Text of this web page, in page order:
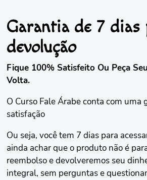
Garantia de 7 dias
devolução
Fique 100% Satisfeito Ou Peça
Volta.
O Curso Fale Árabe conta com uma
satisfação
Ou seja, você tem 7 dias para
ainda achar que o produto não é
reembolso e devolveremos seu
integral, sem perguntas e